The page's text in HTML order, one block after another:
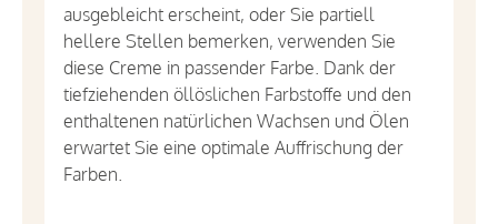
ausgebleicht erscheint, oder Sie partiell
hellere Stellen bemerken, verwenden Sie
diese Creme in passender Farbe. Dank der
tiefziehenden öllöslichen Farbstoffe und den
enthaltenen natürlichen Wachsen und Ölen
erwartet Sie eine optimale Auffrischung der
Farben.